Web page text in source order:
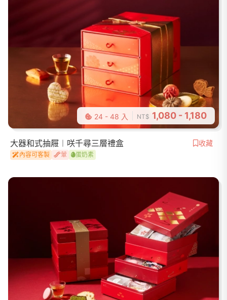
24 - 48 入 NT$ 1,080 - 1,180
大器和式抽屜︱咲千尋三層禮盒 收藏
內容可客製 葷 蛋奶素